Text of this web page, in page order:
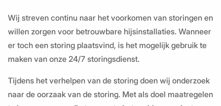
Wij streven continu naar het voorkomen van storingen en
willen zorgen voor betrouwbare hijsinstallaties. Wanneer
er toch een storing plaatsvind, is het mogelijk gebruik te
maken van onze 24/7 storingsdienst.
Tijdens het verhelpen van de storing doen wij onderzoek
naar de oorzaak van de storing. Met als doel maatregelen